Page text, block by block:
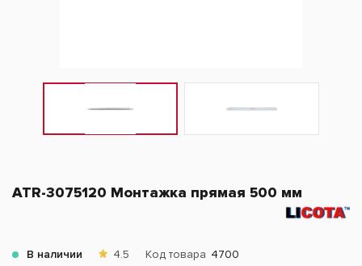
ATR-3075120 Монтажка прямая 500 мм
В наличии 4.5 Код товара 4700